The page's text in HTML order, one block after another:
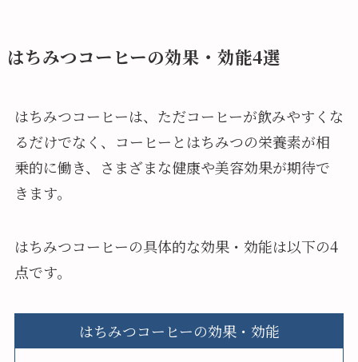
はちみつコーヒーの効果・効能4選
はちみつコーヒーは、ただコーヒーが飲みやすくな
るだけでなく、コーヒーとはちみつの栄養素が相
乗的に働き、さまざまな健康や美容効果が期待で
きます。
はちみつコーヒーの具体的な効果・効能は以下の4
点です。
はちみつコーヒーの効果・効能